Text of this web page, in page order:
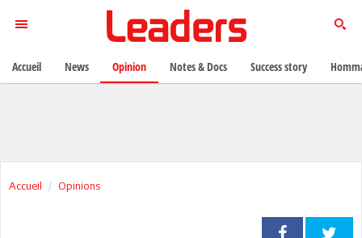
Accueil Opinions
Accueil News Opinion Notes & Docs Success story